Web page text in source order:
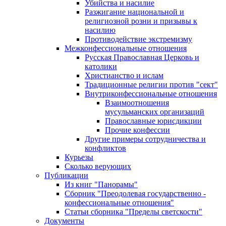
Убийства и насилие
Разжигание национальной и
религиозной розни и призывы к
насилию
Противодействие экстремизму
Межконфессиональные отношения
Русская Православная Церковь и
католики
Христианство и ислам
Традиционные религии против "сект"
Внутриконфессиональные отношения
Взаимоотношения
мусульманских организаций
Православные юрисдикции
Прочие конфессии
Другие примеры сотрудничества и
конфликтов
Курьезы
Сколько верующих
Публикации
Из книг "Панорамы"
Сборник "Преодолевая государственно -
конфессиональные отношения"
Статьи сборника "Пределы светскости"
Документы